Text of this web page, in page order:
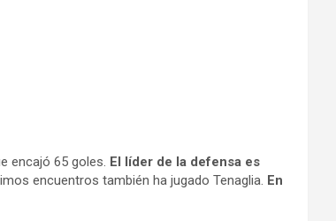
encajó 65 goles. El líder de la defensa es
encuentros también ha jugado Tenaglia. En